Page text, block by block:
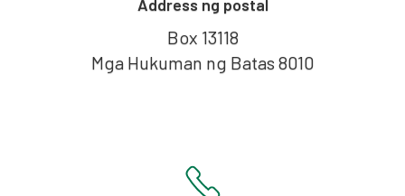
Address ng postal
Box 13118
Mga Hukuman ng Batas 8010